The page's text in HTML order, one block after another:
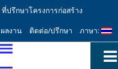
ที่ปรึกษาโครงการก่อสร้าง
ผลงาน ติดต่อ/ปรึกษา ภาษา: